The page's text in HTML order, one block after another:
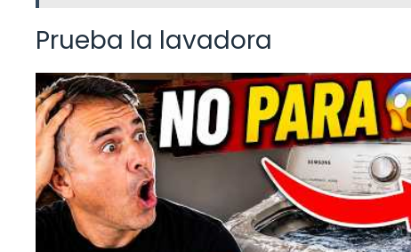
Prueba la lavadora